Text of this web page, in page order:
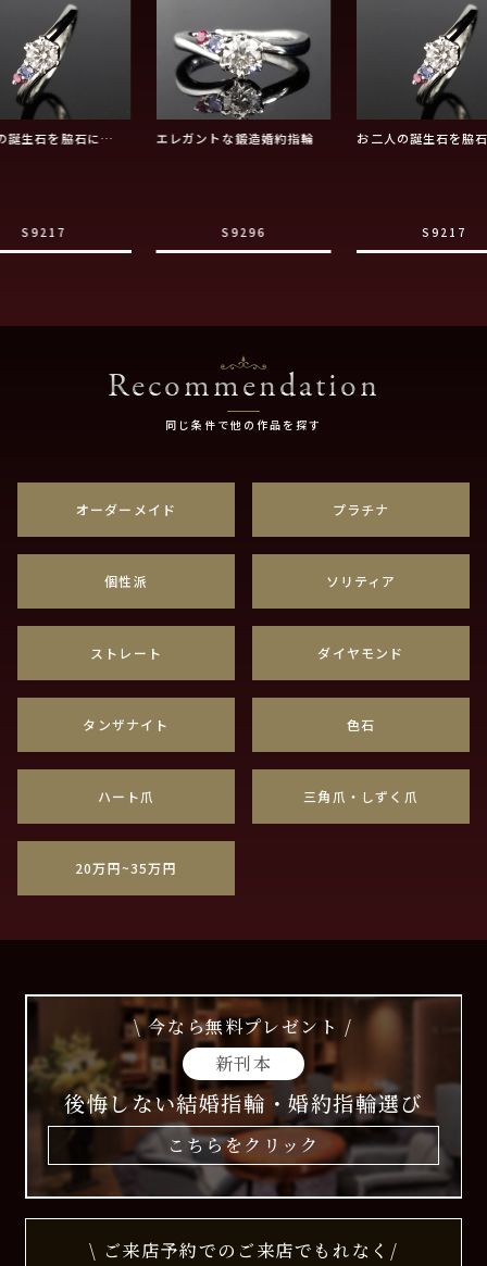
誕生石を脇石に…
S9217
エレガントな鍛造婚約指輪
S9296
お二人の誕生石を脇
S9217
Recommendation
同じ条件で他の作品を探す
オーダーメイド プラチナ
個性派 ソリティア
ストレート ダイヤモンド
タンザナイト 色石
ハート爪 三角爪・しずく爪
20万円~35万円
\ 今なら無料プレゼント /
新刊本
後悔しない結婚指輪・婚約指輪選び
こちらをクリック
\ ご来店予約でのご来店でもれなく/